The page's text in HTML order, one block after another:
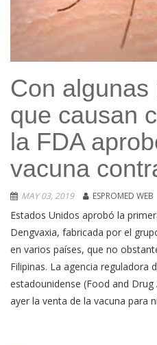
Con
que causan
la FDA
vacuna
MAY 03, 2019 ESPROMED WEB
Estados Unidos aprobó la
Dengvaxia, fabricada por el
en varios países, que no
Filipinas. La agencia reguladora
estadounidense (Food and
ayer la venta de la vacuna para